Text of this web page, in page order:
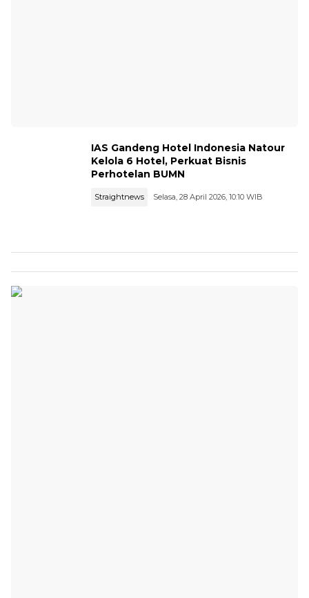
IAS Gandeng Hotel Indonesia Natour
Kelola 6 Hotel, Perkuat Bisnis
Perhotelan BUMN
Straightnews Selasa, 28 April 2026, 10:10 WIB